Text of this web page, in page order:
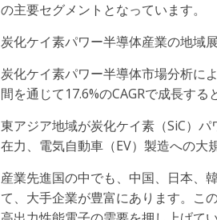
の主要セグメントとなっています。
炭化ケイ素パワー半導体産業の地域
炭化ケイ素パワー半導体市場分析に
間を通じて17.6%のCAGRで成長する
東アジア地域が炭化ケイ素（SiC）
在力、電気自動車（EV）製造への大
産業先進国の中でも、中国、日本、
て、大手企業が豊富にあります。こ